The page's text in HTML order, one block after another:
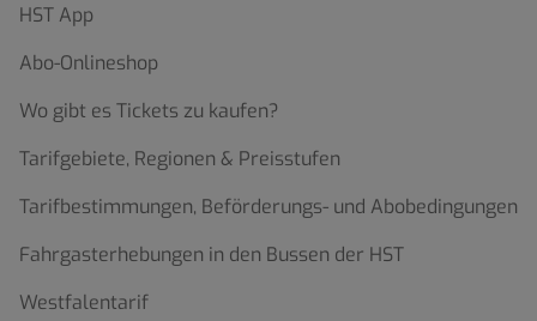
HST App
Abo-Onlineshop
Wo gibt es Tickets zu kaufen?
Tarifgebiete, Regionen & Preisstufen
Tarifbestimmungen, Beförderungs- und Abobedingungen
Fahrgasterhebungen in den Bussen der HST
Westfalentarif